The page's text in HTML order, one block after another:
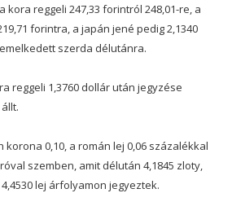
kora reggeli 247,33 forintról 248,01-re, a
forintra, a japán jené pedig 2,1340
szerda délutánra.
reggeli 1,3760 dollár után jegyzése
korona 0,10, a román lej 0,06 százalékkal
szemben, amit délután 4,1845 zloty,
lej árfolyamon jegyeztek.